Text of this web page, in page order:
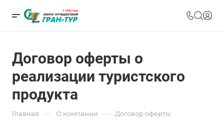
Договор оферты о
реализации туристского
продукта
Главная — О компании — Договор оферты